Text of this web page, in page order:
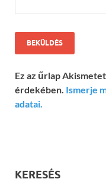
Ez az űrlap
érdekében. Ismerje
adatai.
KERESÉS